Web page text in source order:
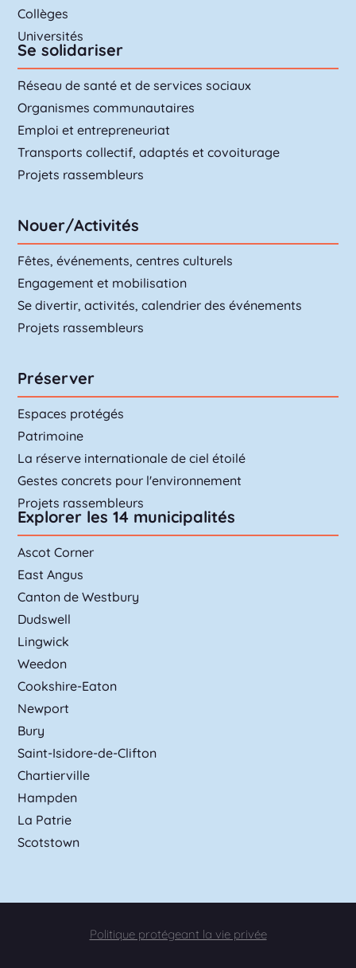
Collèges
Universités
Se solidariser
Réseau de santé et de services sociaux
Organismes communautaires
Emploi et entrepreneuriat
Transports collectif, adaptés et covoiturage
Projets rassembleurs
Nouer/Activités
Fêtes, événements, centres culturels
Engagement et mobilisation
Se divertir, activités, calendrier des événements
Projets rassembleurs
Préserver
Espaces protégés
Patrimoine
La réserve internationale de ciel étoilé
Gestes concrets pour l'environnement
Projets rassembleurs
Explorer les 14 municipalités
Ascot Corner
East Angus
Canton de Westbury
Dudswell
Lingwick
Weedon
Cookshire-Eaton
Newport
Bury
Saint-Isidore-de-Clifton
Chartierville
Hampden
La Patrie
Scotstown
Politique protégeant la vie privée